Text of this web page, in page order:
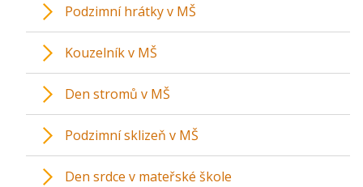
Podzimní hrátky v MŠ
Kouzelník v MŠ
Den stromů v MŠ
Podzimní sklizeň v MŠ
Den srdce v mateřské škole